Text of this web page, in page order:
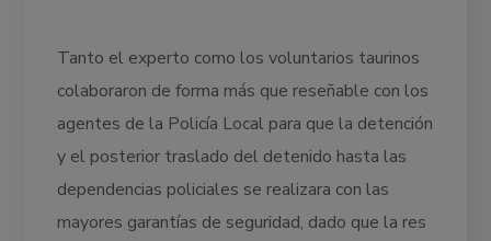
Tanto el experto como los voluntarios taurinos
colaboraron de forma más que reseñable con los
agentes de la Policía Local para que la detención
y el posterior traslado del detenido hasta las
dependencias policiales se realizara con las
mayores garantías de seguridad, dado que la res